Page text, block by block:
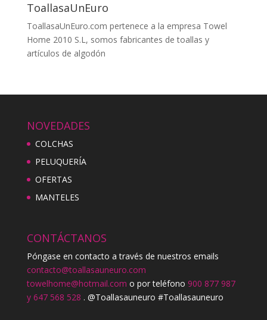
ToallasaUnEuro
ToallasaUnEuro.com pertenece a la empresa Towel
Home 2010 S.L, somos fabricantes de toallas y
artículos de algodón
NOVEDADES
COLCHAS
PELUQUERÍA
OFERTAS
MANTELES
CONTÁCTANOS
Póngase en contacto a través de nuestros emails
contacto@toallasauneuro.com
towelhome@hotmail.com o por teléfono 900 877 987
y 647 568 528 . @Toallasauneuro #Toallasauneuro